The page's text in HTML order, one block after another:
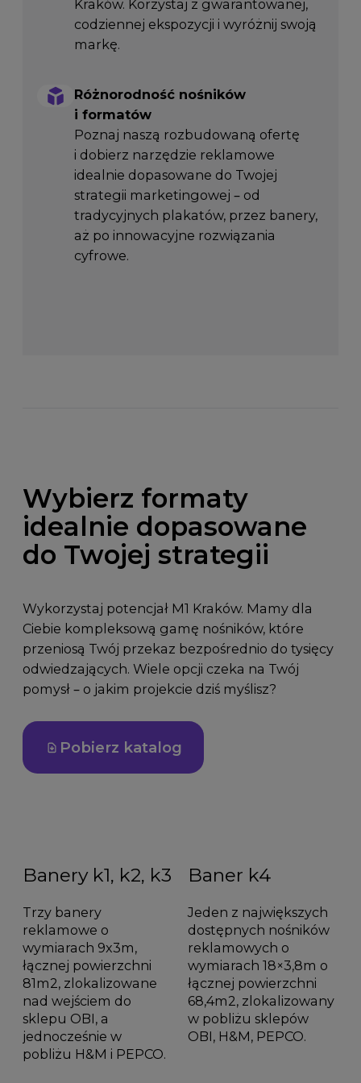
Kraków. Korzystaj z gwarantowanej,
codziennej ekspozycji i wyróżnij swoją
markę.
Różnorodność nośników
i formatów
Poznaj naszą rozbudowaną ofertę
i dobierz narzędzie reklamowe
idealnie dopasowane do Twojej
strategii marketingowej – od
tradycyjnych plakatów, przez banery,
aż po innowacyjne rozwiązania
cyfrowe.
Wybierz formaty
idealnie dopasowane
do Twojej strategii
Wykorzystaj potencjał M1 Kraków. Mamy dla
Ciebie kompleksową gamę nośników, które
przeniosą Twój przekaz bezpośrednio do tysięcy
odwiedzających. Wiele opcji czeka na Twój
pomysł – o jakim projekcie dziś myślisz?
Pobierz katalog
Banery k1, k2, k3
Trzy banery
reklamowe o
wymiarach 9x3m,
łącznej powierzchni
81m2, zlokalizowane
nad wejściem do
sklepu OBI, a
jednocześnie w
pobliżu H&M i PEPCO.
Baner k4
Jeden z największych
dostępnych nośników
reklamowych o
wymiarach 18×3,8m o
łącznej powierzchni
68,4m2, zlokalizowany
w pobliżu sklepów
OBI, H&M, PEPCO.